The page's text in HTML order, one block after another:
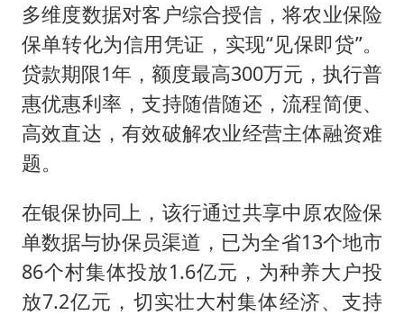
多维度数据对客户综合授信，将农业保险
保单转化为信用凭证，实现“见保即贷”。
贷款期限1年，额度最高300万元，执行普
惠优惠利率，支持随借随还，流程简便、
高效直达，有效破解农业经营主体融资难
题。
在银保协同上，该行通过共享中原农险保
单数据与协保员渠道，已为全省13个地市
86个村集体投放1.6亿元，为种养大户投
放7.2亿元，切实壮大村集体经济、支持